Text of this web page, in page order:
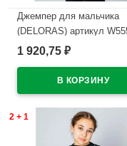
Джемпер для мальчика
(DELORAS) артикул
размер 34/134-44/164 цвет
1 920,75 ₽
2 + 1